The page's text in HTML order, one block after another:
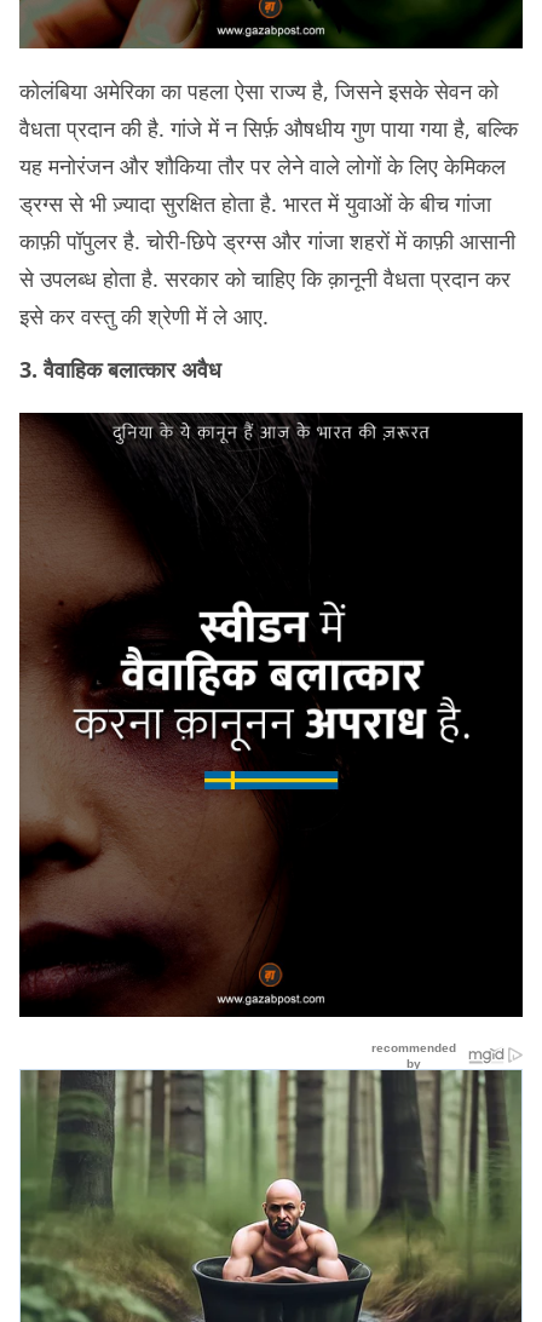
कोलंबिया अमेरिका का पहला ऐसा राज्य है, जिसने इसके सेवन को
वैधता प्रदान की है. गांजे में न सिर्फ़ औषधीय गुण पाया गया है, बल्कि
यह मनोरंजन और शौकिया तौर पर लेने वाले लोगों के लिए केमिकल
ड्रग्स से भी ज़्यादा सुरक्षित होता है. भारत में युवाओं के बीच गांजा
काफ़ी पॉपुलर है. चोरी-छिपे ड्रग्स और गांजा शहरों में काफ़ी आसानी
से उपलब्ध होता है. सरकार को चाहिए कि क़ानूनी वैधता प्रदान कर
इसे कर वस्तु की श्रेणी में ले आए.
3. वैवाहिक बलात्कार अवैध